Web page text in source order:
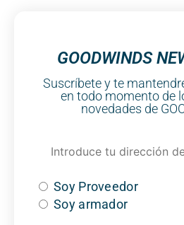
GOODWINDS
Suscríbete y te
en todo momento de
novedades de
Soy Proveedor
Soy armador